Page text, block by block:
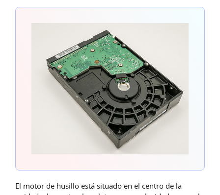
El motor de husillo está situado en el centro de la